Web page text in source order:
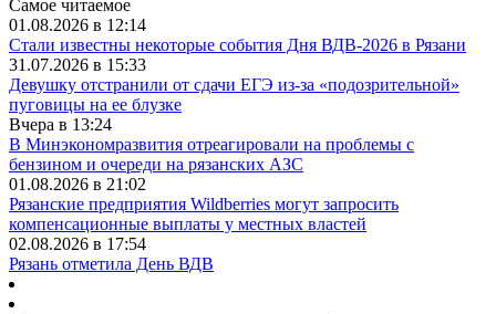
Самое читаемое
01.08.2026 в 12:14
Стали известны некоторые события Дня ВДВ-2026 в Рязани
31.07.2026 в 15:33
Девушку отстранили от сдачи ЕГЭ из-за «подозрительной»
пуговицы на ее блузке
Вчера в 13:24
В Минэкономразвития отреагировали на проблемы с
бензином и очереди на рязанских АЗС
01.08.2026 в 21:02
Рязанские предприятия Wildberries могут запросить
компенсационные выплаты у местных властей
02.08.2026 в 17:54
Рязань отметила День ВДВ